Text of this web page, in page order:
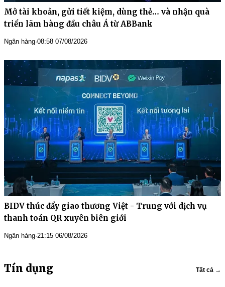
Mở tài khoản, gửi tiết kiệm, dùng thẻ… và nhận quà
triển lãm hàng đầu châu Á từ ABBank
Ngân hàng·08:58 07/08/2026
BIDV thúc đẩy giao thương Việt - Trung với dịch vụ
thanh toán QR xuyên biên giới
Ngân hàng·21:15 06/08/2026
Tín dụng Tất cả →